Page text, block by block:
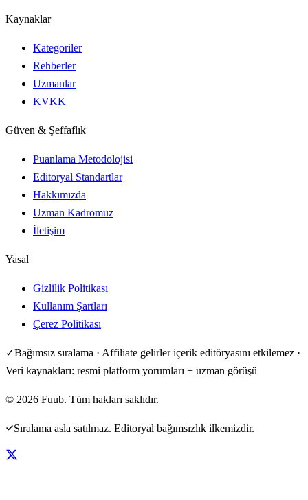
Kaynaklar
Kategoriler
Rehberler
Uzmanlar
KVKK
Güven & Şeffaflık
Puanlama Metodolojisi
Editoryal Standartlar
Hakkımızda
Uzman Kadromuz
İletişim
Yasal
Gizlilik Politikası
Kullanım Şartları
Çerez Politikası
✓Bağımsız sıralama · Affiliate gelirler içerik editöryasını etkilemez ·
Veri kaynakları: resmi platform yorumları + uzman görüşü
© 2026 Fuub. Tüm hakları saklıdır.
Sıralama asla satılmaz. Editoryal bağımsızlık ilkemizdir.